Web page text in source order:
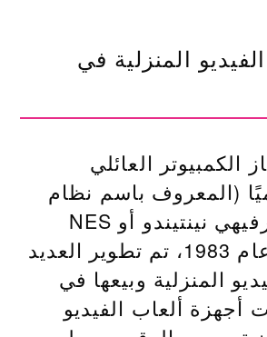
المنزلية في
الكمبيوتر العائلي
(المعروف باسم نظام
Nintendo الترفيهي نينتيندو أو NES
بالخارج) في عام 1983، تم تطوير العديد
المنزلية وبيعها في
أجهزة ألعاب الفيديو